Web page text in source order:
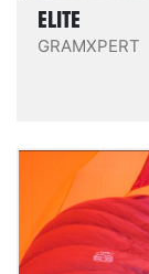
ELITE
GRAMXPERT
Ce n’est
solution de
polonaise